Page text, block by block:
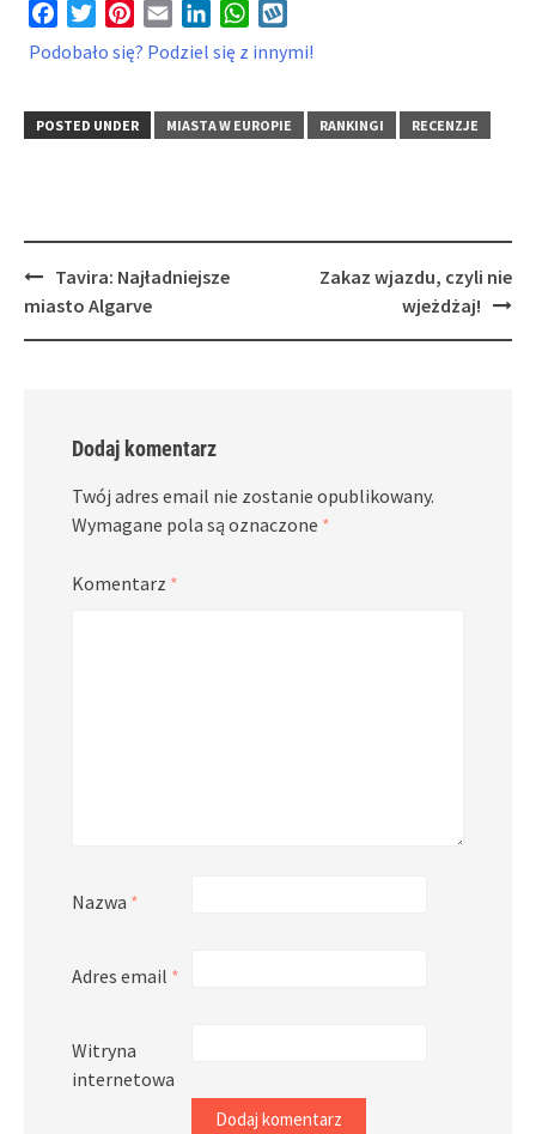
FacebookTwitterPinterest
Email LinkedInWhatsApp
Podobało się? Podziel się z innymi!
POSTED UNDER MIASTA W EUROPIE RANKINGI RECENZJE
Post
navigation
Tavira: Najładniejsze
miasto Algarve
Zakaz wjazdu, czyli nie
wjeżdżaj!
Dodaj komentarz
Twój adres email nie zostanie opublikowany.
Wymagane pola są oznaczone *
Komentarz *
Nazwa *
Adres email *
Witryna
internetowa